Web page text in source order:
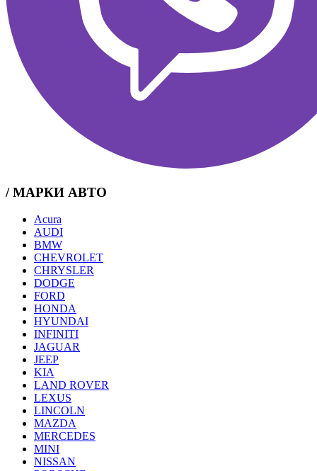
/ МАРКИ АВТО
Acura
AUDI
BMW
CHEVROLET
CHRYSLER
DODGE
FORD
HONDA
HYUNDAI
INFINITI
JAGUAR
JEEP
KIA
LAND ROVER
LEXUS
LINCOLN
MAZDA
MERCEDES
MINI
NISSAN